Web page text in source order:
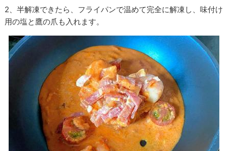
2、半解凍できたら、フライパンで温めて完全に解凍し、味付け
用の塩と鷹の爪も入れます。